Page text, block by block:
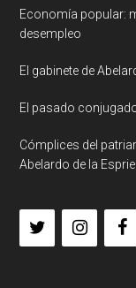
Economía popular:
desempleo
El gabinete de
El pasado
Cómplices del
Abelardo de la